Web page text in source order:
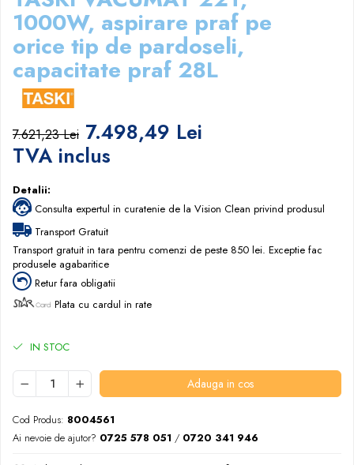
Papuci hotel
1000W, aspirare praf pe
orice tip de pardoseli,
capacitate praf 28L
7.621,23 Lei 7.498,49 Lei
TVA inclus
Detalii:
Consulta expertul in curatenie de la Vision Clean privind produsul
Transport Gratuit
Transport gratuit in tara pentru comenzi de peste 850 lei. Exceptie fac
produsele agabaritice
Retur fara obligatii
Plata cu cardul in rate
IN STOC
Adauga in cos
Cod Produs: 8004561
Ai nevoie de ajutor? 0725 578 051 / 0720 341 946